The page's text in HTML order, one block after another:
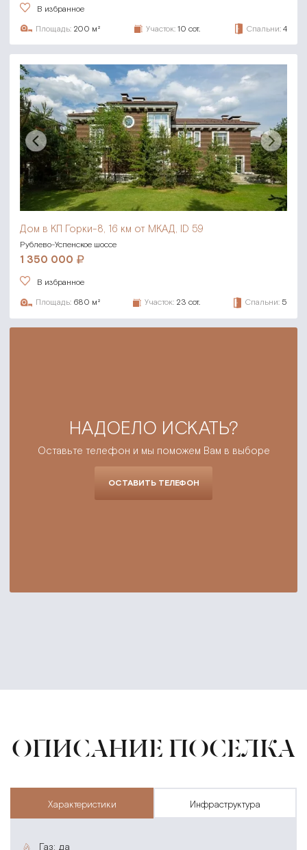
В избранное
Площадь: 200 м² Участок: 10 сот. Спальни: 4
Дом в КП Горки-8, 16 км от МКАД, ID 59
Рублево-Успенское шоссе
1 350 000
В избранное
Площадь: 680 м² Участок: 23 сот. Спальни: 5
НАДОЕЛО ИСКАТЬ?
Оставьте телефон и мы поможем Вам в выборе
ОСТАВИТЬ ТЕЛЕФОН
ОПИСАНИЕ ПОСЕЛКА
характеристики инфраструктура
газ: да